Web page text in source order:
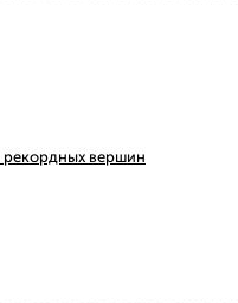
рекордных вершин